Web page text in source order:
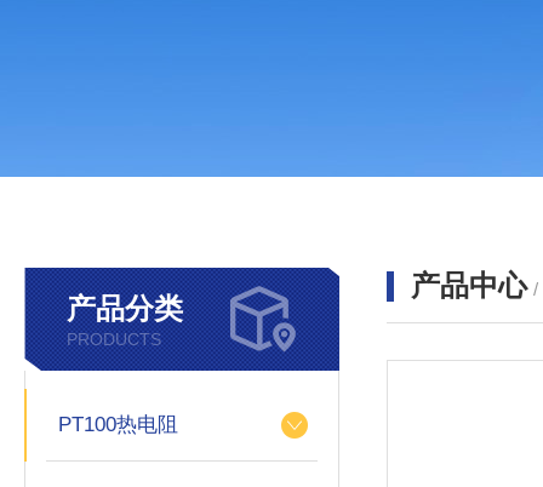
产品分类
PRODUCTS
PT100热电阻
产品中心 /